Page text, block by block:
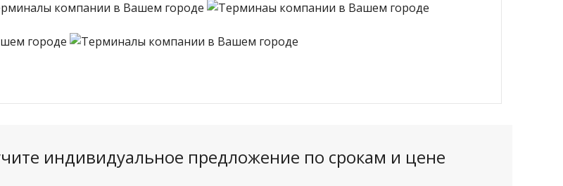
индивидуальное предложение по срокам и цене